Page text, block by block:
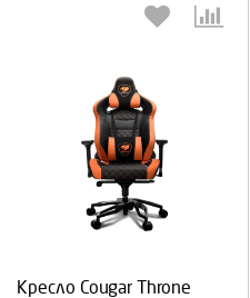
Кресло Cougar Throne
Выберите количество: